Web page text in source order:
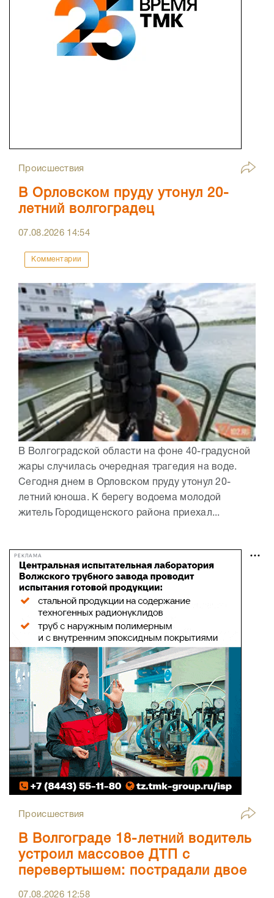
Происшествия
В Орловском пруду утонул 20-
летний волгоградец
07.08.2026 14:54
Комментарии
В Волгоградской области на фоне 40-градусной
жары случилась очередная трагедия на воде.
Сегодня днем в Орловском пруду утонул 20-
летний юноша. К берегу водоема молодой
житель Городищенского района приехал...
РЕКЛАМА
Происшествия
В Волгограде 18-летний водитель
устроил массовое ДТП с
перевертышем: пострадали двое
07.08.2026 12:58